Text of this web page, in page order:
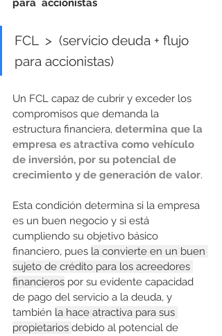
para  accionistas
FCL  >  (servicio deuda + flujo
para accionistas)
Un FCL capaz de cubrir y exceder los
compromisos que demanda la
estructura financiera, determina que la
empresa es atractiva como vehículo
de inversión, por su potencial de
crecimiento y de generación de valor.
Esta condición determina si la empresa
es un buen negocio y si está
cumpliendo su objetivo básico
financiero, pues la convierte en un buen
sujeto de crédito para los acreedores
financieros por su evidente capacidad
de pago del servicio a la deuda, y
también la hace atractiva para sus
propietarios debido al potencial de